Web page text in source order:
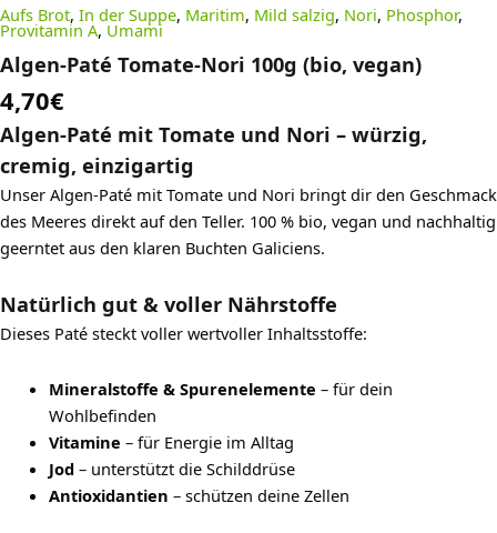
Aufs Brot, In der Suppe, Maritim, Mild salzig, Nori, Phosphor,
Provitamin A, Umami
Algen-Paté Tomate-Nori 100g (bio, vegan)
4,70€
Algen-Paté mit Tomate und Nori – würzig,
cremig, einzigartig
Unser Algen-Paté mit Tomate und Nori bringt dir den Geschmack
des Meeres direkt auf den Teller. 100 % bio, vegan und nachhaltig
geerntet aus den klaren Buchten Galiciens.
Natürlich gut & voller Nährstoffe
Dieses Paté steckt voller wertvoller Inhaltsstoffe:
Mineralstoffe & Spurenelemente – für dein
Wohlbefinden
Vitamine – für Energie im Alltag
Jod– unterstützt die Schilddrüse
Antioxidantien – schützen deine Zellen